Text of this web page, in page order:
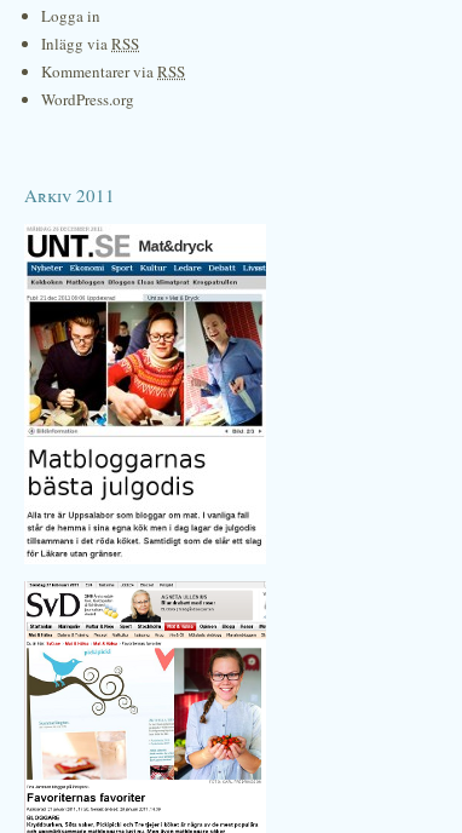
Logga in
Inlägg viaRSS
Kommentarer viaRSS
WordPress.org
Arkiv 2011